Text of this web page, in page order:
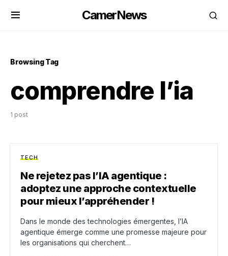
CamerNews
Browsing Tag
comprendre l’ia
1 post
TECH
Ne rejetez pas l’IA agentique :
adoptez une approche contextuelle
pour mieux l’appréhender !
Dans le monde des technologies émergentes, l’IA
agentique émerge comme une promesse majeure pour
les organisations qui cherchent…